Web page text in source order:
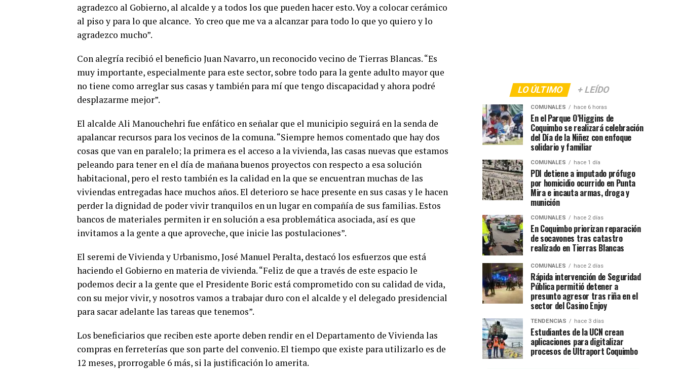
agradezco al Gobierno, al alcalde y a todos los que pueden hacer esto. Voy a colocar cerámico
al piso y para lo que alcance. Yo creo que me va a alcanzar para todo lo que yo quiero y lo
agradezco mucho”.
Con alegría recibió el beneficio Juan Navarro, un reconocido vecino de Tierras Blancas. “Es
muy importante, especialmente para este sector, sobre todo para la gente adulto mayor que
no tiene como arreglar sus casas y también para mí que tengo discapacidad y ahora podré
desplazarme mejor”.
El alcalde Ali Manouchehri fue enfático en señalar que el municipio seguirá en la senda de
apalancar recursos para los vecinos de la comuna. “Siempre hemos comentado que hay dos
cosas que van en paralelo; la primera es el acceso a la vivienda, las casas nuevas que estamos
peleando para tener en el día de mañana buenos proyectos con respecto a esa solución
habitacional, pero el resto también es la calidad en la que se encuentran muchas de las
viviendas entregadas hace muchos años. El deterioro se hace presente en sus casas y le hacen
perder la dignidad de poder vivir tranquilos en un lugar en compañía de sus familias. Estos
bancos de materiales permiten ir en solución a esa problemática asociada, así es que
invitamos a la gente a que aproveche, que inicie las postulaciones”.
El seremi de Vivienda y Urbanismo, José Manuel Peralta, destacó los esfuerzos que está
haciendo el Gobierno en materia de vivienda. “Feliz de que a través de este espacio le
podemos decir a la gente que el Presidente Boric está comprometido con su calidad de vida,
con su mejor vivir, y nosotros vamos a trabajar duro con el alcalde y el delegado presidencial
para sacar adelante las tareas que tenemos”.
Los beneficiarios que reciben este aporte deben rendir en el Departamento de Vivienda las
compras en ferreterías que son parte del convenio. El tiempo que existe para utilizarlo es de
12 meses, prorrogable 6 más, si la justificación lo amerita.
LO ÚLTIMO + LEÍDO
COMUNALES hace 6 horas
En el Parque O’Higgins de
Coquimbo se realizará celebración
del Día de la Niñez con enfoque
solidario y familiar
COMUNALES hace 1 día
PDI detiene a imputado prófugo
por homicidio ocurrido en Punta
Mira e incauta armas, droga y
munición
COMUNALES hace 2 días
En Coquimbo priorizan reparación
de socavones tras catastro
realizado en Tierras Blancas
COMUNALES hace 2 días
Rápida intervención de Seguridad
Pública permitió detener a
presunto agresor tras riña en el
sector del Casino Enjoy
TENDENCIAS hace 3 días
Estudiantes de la UCN crean
aplicaciones para digitalizar
procesos de Ultraport Coquimbo